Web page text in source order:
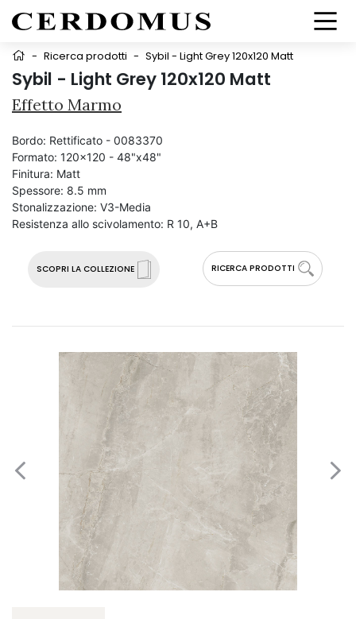
- Ricerca prodotti - Sybil - Light Grey 120x120 Matt
Sybil - Light Grey 120x120 Matt
Effetto Marmo
SCOPRI LA COLLEZIONE RICERCA PRODOTTI
Bordo: Rettificato - 0083370
Formato: 120x120 - 48"x48"
Finitura: Matt
Spessore: 8.5 mm
Stonalizzazione: V3-Media
Resistenza allo scivolamento: R 10, A+B